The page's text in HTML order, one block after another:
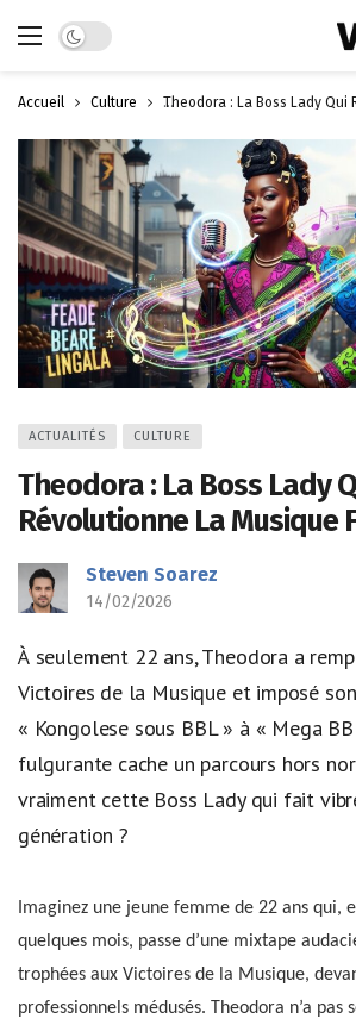
Dark mode
Accueil Culture Theodora : La Boss Lady Qui
ACTUALITÉS CULTURE
Theodora : La Boss Lady
Révolutionne La Musique
Steven Soarez
14/02/2026
À seulement 22 ans, Theodora a
Victoires de la Musique et imposé
« Kongolese sous BBL » à « Mega
fulgurante cache un parcours hors
vraiment cette Boss Lady qui fait
génération ?
Imaginez une jeune femme de 22 ans qui,
quelques mois, passe d’une mixtape
trophées aux Victoires de la Musique,
professionnels médusés. Theodora n’a pas